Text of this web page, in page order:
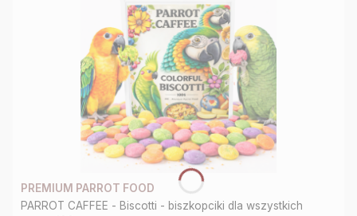
PREMIUM PARROT FOOD
PARROT CAFFEE - Biscotti - biszkopciki dla wszystkich
dedykowanym
Polsce.
asortymentu
posiadamy